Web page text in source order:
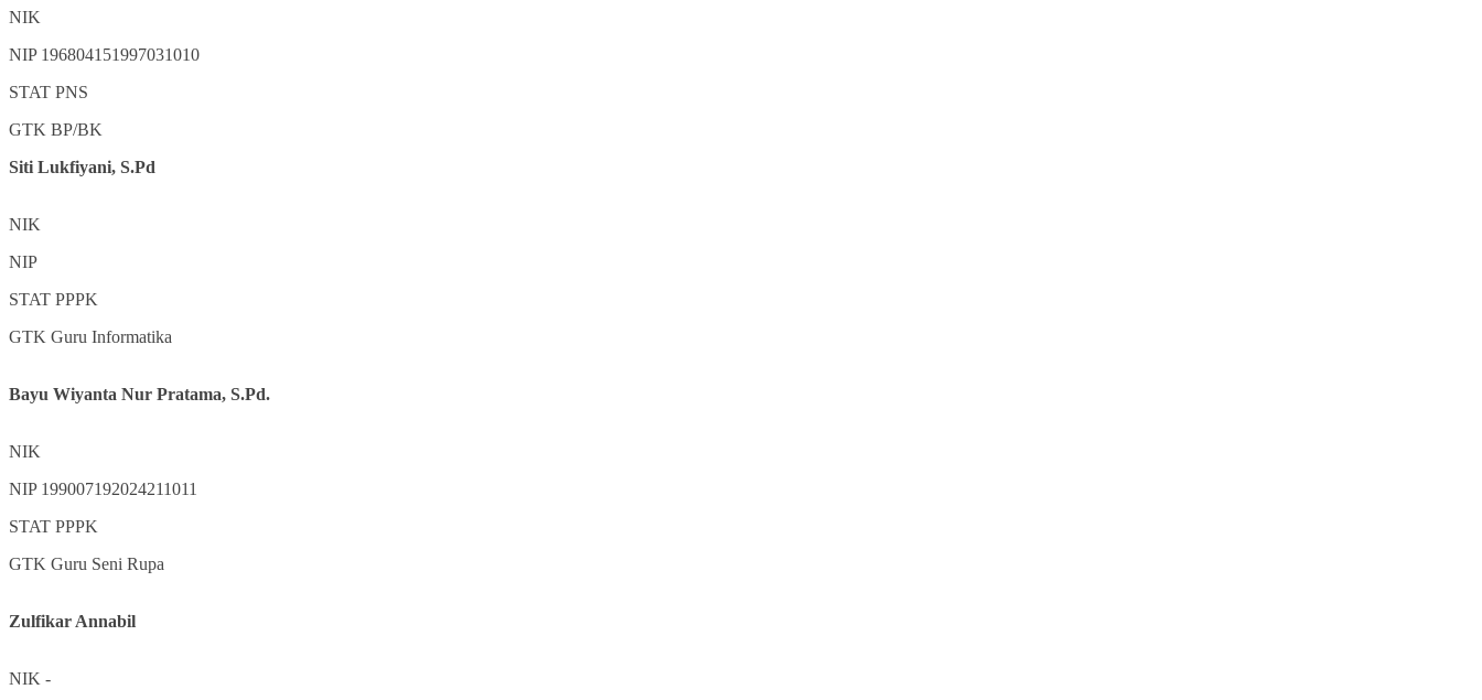
NIK
NIP 196804151997031010
STAT PNS
GTK BP/BK
Siti Lukfiyani, S.Pd
NIK
NIP
STAT PPPK
GTK Guru Informatika
Bayu Wiyanta Nur Pratama, S.Pd.
NIK
NIP 199007192024211011
STAT PPPK
GTK Guru Seni Rupa
Zulfikar Annabil
NIK -